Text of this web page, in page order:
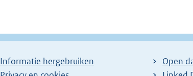
Informatie hergebruiken
Open